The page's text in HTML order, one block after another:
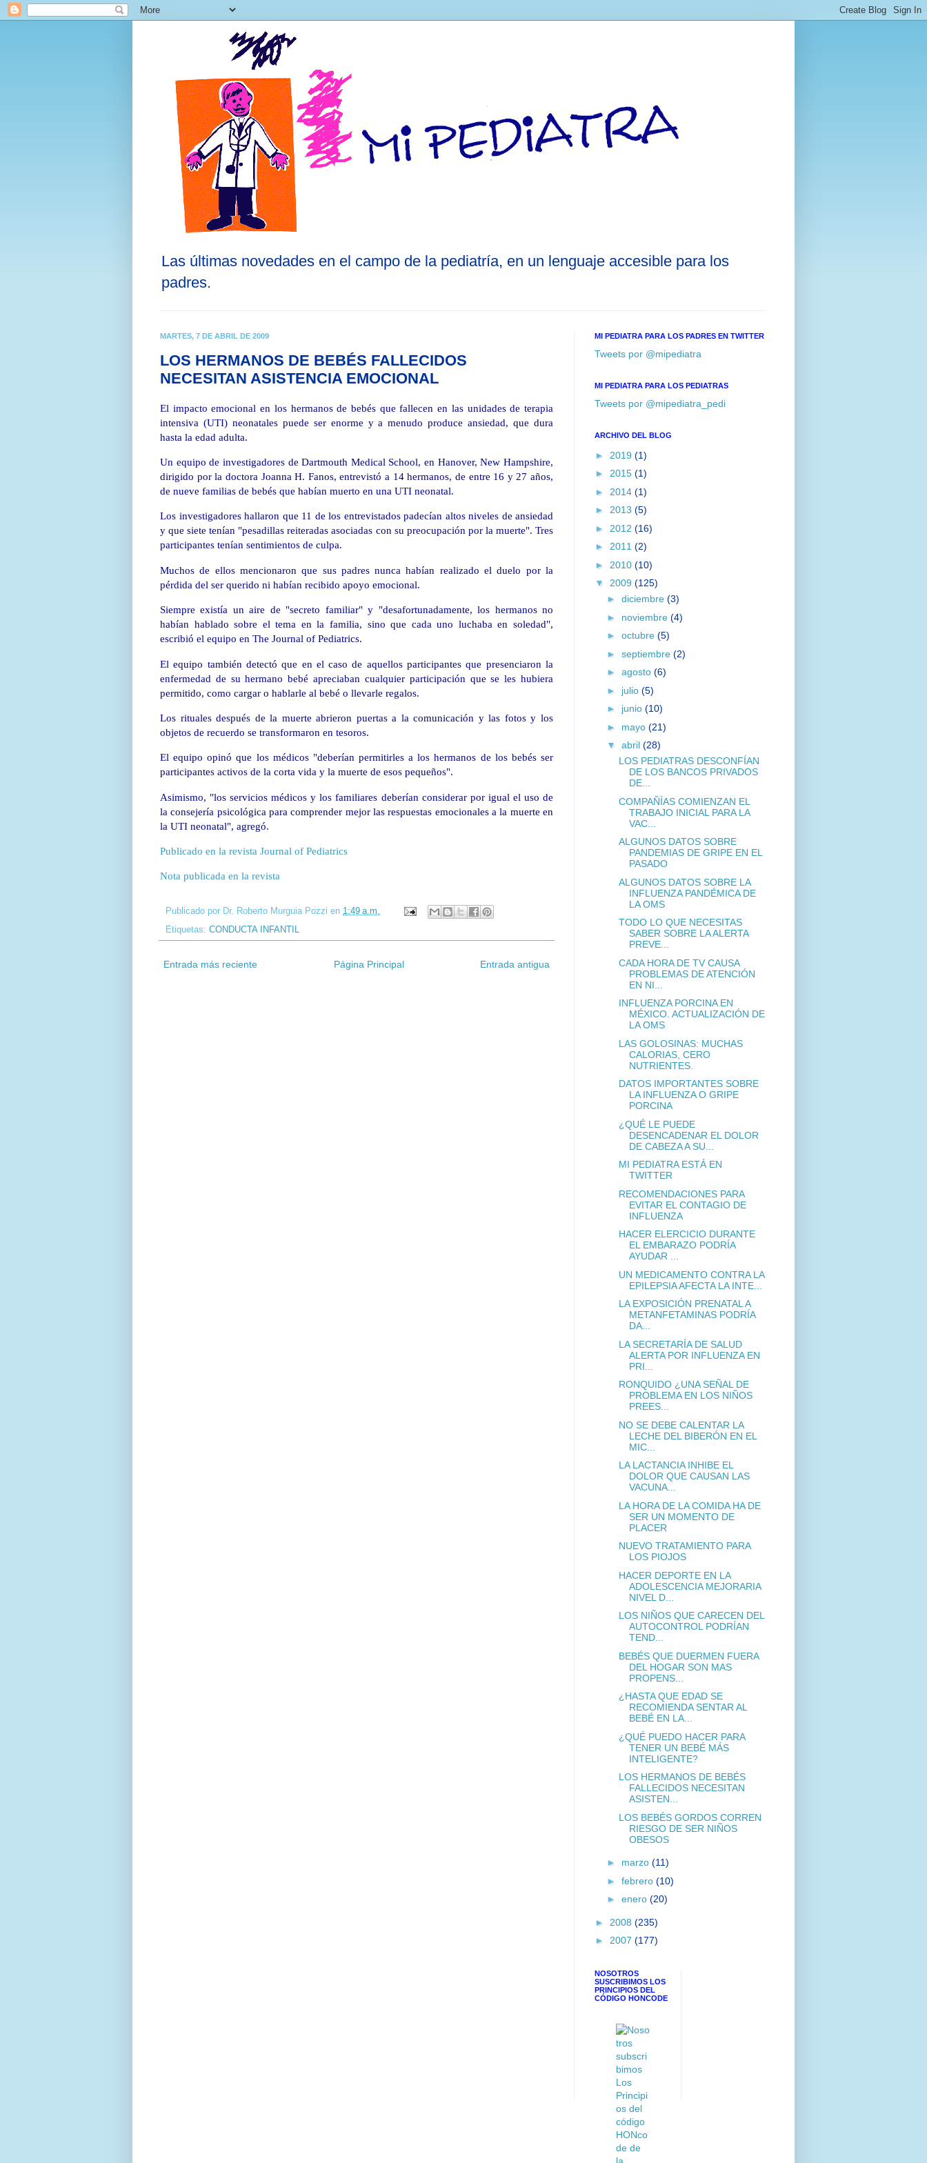
Las últimas novedades en el campo de la pediatría, en un lenguaje accesible para los
padres.
MARTES, 7 DE ABRIL DE 2009
LOS HERMANOS DE BEBÉS FALLECIDOS
NECESITAN ASISTENCIA EMOCIONAL
El impacto emocional en los hermanos de bebés que fallecen en las unidades de terapia
intensiva (UTI) neonatales puede ser enorme y a menudo produce ansiedad, que dura
hasta la edad adulta.
Un equipo de investigadores de Dartmouth Medical School, en Hanover, New Hampshire,
dirigido por la doctora Joanna H. Fanos, entrevistó a 14 hermanos, de entre 16 y 27 años,
de nueve familias de bebés que habían muerto en una UTI neonatal.
Los investigadores hallaron que 11 de los entrevistados padecían altos niveles de ansiedad
y que siete tenían "pesadillas reiteradas asociadas con su preocupación por la muerte". Tres
participantes tenían sentimientos de culpa.
Muchos de ellos mencionaron que sus padres nunca habían realizado el duelo por la
pérdida del ser querido ni habían recibido apoyo emocional.
Siempre existía un aire de "secreto familiar" y "desafortunadamente, los hermanos no
habían hablado sobre el tema en la familia, sino que cada uno luchaba en soledad",
escribió el equipo en The Journal of Pediatrics.
El equipo también detectó que en el caso de aquellos participantes que presenciaron la
enfermedad de su hermano bebé apreciaban cualquier participación que se les hubiera
permitido, como cargar o hablarle al bebé o llevarle regalos.
Los rituales después de la muerte abrieron puertas a la comunicación y las fotos y los
objetos de recuerdo se transformaron en tesoros.
El equipo opinó que los médicos "deberían permitirles a los hermanos de los bebés ser
participantes activos de la corta vida y la muerte de esos pequeños".
Asimismo, "los servicios médicos y los familiares deberían considerar por igual el uso de
la consejería psicológica para comprender mejor las respuestas emocionales a la muerte en
la UTI neonatal", agregó.
Publicado en la revista Journal of Pediatrics
Nota publicada en la revista
Publicado por Dr. Roberto Murguia Pozzi en 1:49 a.m.
Etiquetas: CONDUCTA INFANTIL
Entrada más reciente Entrada antigua
Página Principal
MI PEDIATRA PARA LOS PADRES EN TWITTER
Tweets por @mipediatra
MI PEDIATRA PARA LOS PEDIATRAS
Tweets por @mipediatra_pedi
ARCHIVO DEL BLOG
► 2019 (1)
► 2015 (1)
► 2014 (1)
► 2013 (5)
► 2012 (16)
► 2011 (2)
► 2010 (10)
▼ 2009 (125)
► diciembre (3)
► noviembre (4)
► octubre (5)
► septiembre (2)
► agosto (6)
► julio (5)
► junio (10)
► mayo (21)
▼ abril (28)
LOS PEDIATRAS DESCONFÍAN
DE LOS BANCOS PRIVADOS
DE...
COMPAÑÍAS COMIENZAN EL
TRABAJO INICIAL PARA LA
VAC...
ALGUNOS DATOS SOBRE
PANDEMIAS DE GRIPE EN EL
PASADO
ALGUNOS DATOS SOBRE LA
INFLUENZA PANDÉMICA DE
LA OMS
TODO LO QUE NECESITAS
SABER SOBRE LA ALERTA
PREVE...
CADA HORA DE TV CAUSA
PROBLEMAS DE ATENCIÓN
EN NI...
INFLUENZA PORCINA EN
MÉXICO. ACTUALIZACIÓN DE
LA OMS
LAS GOLOSINAS: MUCHAS
CALORIAS, CERO
NUTRIENTES.
DATOS IMPORTANTES SOBRE
LA INFLUENZA O GRIPE
PORCINA
¿QUÉ LE PUEDE
DESENCADENAR EL DOLOR
DE CABEZA A SU...
MI PEDIATRA ESTÁ EN
TWITTER
RECOMENDACIONES PARA
EVITAR EL CONTAGIO DE
INFLUENZA
HACER ELERCICIO DURANTE
EL EMBARAZO PODRÍA
AYUDAR ...
UN MEDICAMENTO CONTRA LA
EPILEPSIA AFECTA LA INTE...
LA EXPOSICIÓN PRENATAL A
METANFETAMINAS PODRÍA
DA...
LA SECRETARÍA DE SALUD
ALERTA POR INFLUENZA EN
PRI...
RONQUIDO ¿UNA SEÑAL DE
PROBLEMA EN LOS NIÑOS
PREES...
NO SE DEBE CALENTAR LA
LECHE DEL BIBERÓN EN EL
MIC...
LA LACTANCIA INHIBE EL
DOLOR QUE CAUSAN LAS
VACUNA...
LA HORA DE LA COMIDA HA DE
SER UN MOMENTO DE
PLACER
NUEVO TRATAMIENTO PARA
LOS PIOJOS
HACER DEPORTE EN LA
ADOLESCENCIA MEJORARIA
NIVEL D...
LOS NIÑOS QUE CARECEN DEL
AUTOCONTROL PODRÍAN
TEND...
BEBÉS QUE DUERMEN FUERA
DEL HOGAR SON MAS
PROPENS...
¿HASTA QUE EDAD SE
RECOMIENDA SENTAR AL
BEBÉ EN LA...
¿QUÉ PUEDO HACER PARA
TENER UN BEBÉ MÁS
INTELIGENTE?
LOS HERMANOS DE BEBÉS
FALLECIDOS NECESITAN
ASISTEN...
LOS BEBÉS GORDOS CORREN
RIESGO DE SER NIÑOS
OBESOS
► marzo (11)
► febrero (10)
► enero (20)
► 2008 (235)
► 2007 (177)
NOSOTROS
SUSCRIBIMOS LOS
PRINCIPIOS DEL
CÓDIGO HONCODE